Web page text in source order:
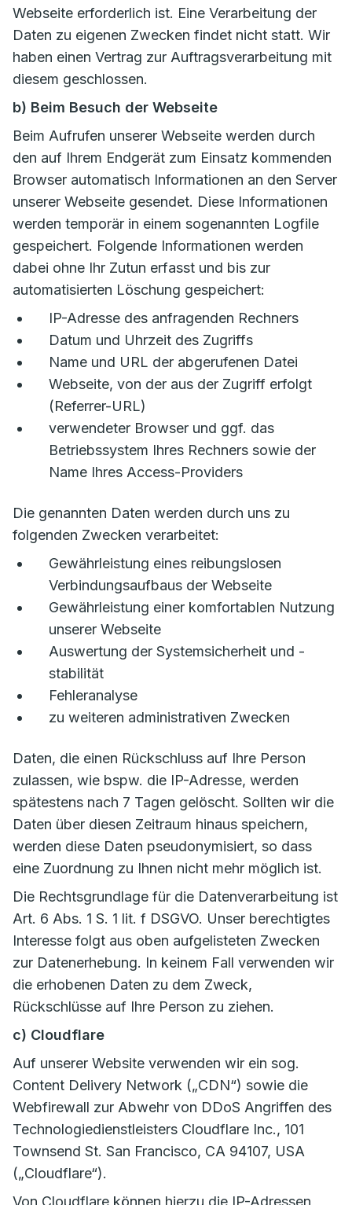
Webseite erforderlich ist. Eine Verarbeitung der
Daten zu eigenen Zwecken findet nicht statt. Wir
haben einen Vertrag zur Auftragsverarbeitung mit
diesem geschlossen.
b) Beim Besuch der Webseite
Beim Aufrufen unserer Webseite werden durch
den auf Ihrem Endgerät zum Einsatz kommenden
Browser automatisch Informationen an den Server
unserer Webseite gesendet. Diese Informationen
werden temporär in einem sogenannten Logfile
gespeichert. Folgende Informationen werden
dabei ohne Ihr Zutun erfasst und bis zur
automatisierten Löschung gespeichert:
IP-Adresse des anfragenden Rechners
Datum und Uhrzeit des Zugriffs
Name und URL der abgerufenen Datei
Webseite, von der aus der Zugriff erfolgt
(Referrer-URL)
verwendeter Browser und ggf. das
Betriebssystem Ihres Rechners sowie der
Name Ihres Access-Providers
Die genannten Daten werden durch uns zu
folgenden Zwecken verarbeitet:
Gewährleistung eines reibungslosen
Verbindungsaufbaus der Webseite
Gewährleistung einer komfortablen Nutzung
unserer Webseite
Auswertung der Systemsicherheit und -
stabilität
Fehleranalyse
zu weiteren administrativen Zwecken
Daten, die einen Rückschluss auf Ihre Person
zulassen, wie bspw. die IP-Adresse, werden
spätestens nach 7 Tagen gelöscht. Sollten wir die
Daten über diesen Zeitraum hinaus speichern,
werden diese Daten pseudonymisiert, so dass
eine Zuordnung zu Ihnen nicht mehr möglich ist.
Die Rechtsgrundlage für die Datenverarbeitung ist
Art. 6 Abs. 1 S. 1 lit. f DSGVO. Unser berechtigtes
Interesse folgt aus oben aufgelisteten Zwecken
zur Datenerhebung. In keinem Fall verwenden wir
die erhobenen Daten zu dem Zweck,
Rückschlüsse auf Ihre Person zu ziehen.
c) Cloudflare
Auf unserer Website verwenden wir ein sog.
Content Delivery Network („CDN“) sowie die
Webfirewall zur Abwehr von DDoS Angriffen des
Technologiedienstleisters Cloudflare Inc., 101
Townsend St. San Francisco, CA 94107, USA
(„Cloudflare“).
Von Cloudflare können hierzu die IP-Adressen,